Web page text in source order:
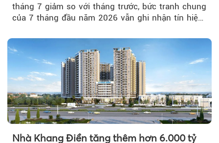
tháng 7 giảm so với tháng trước, bức tranh chung
của 7 tháng đầu năm 2026 vẫn ghi nhận tín hiệu
Nhà Khang Điền tăng thêm hơn 6.000 tỷ